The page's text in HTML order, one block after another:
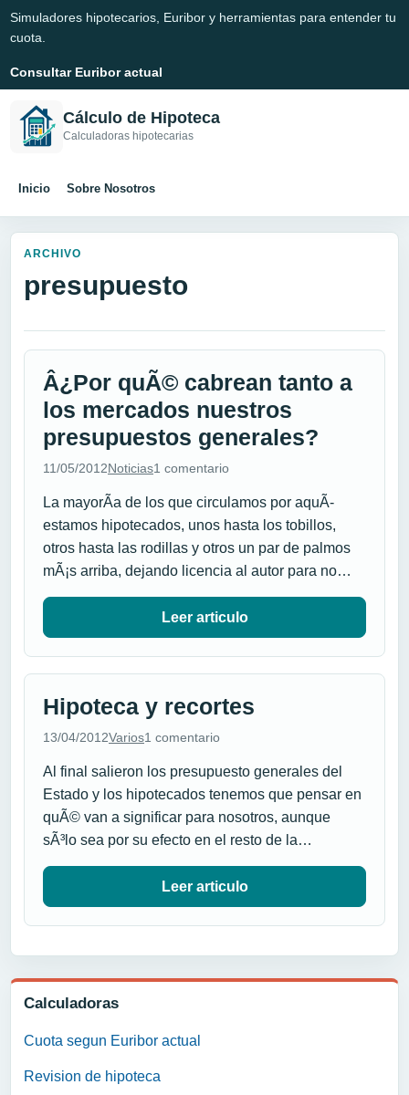
Simuladores hipotecarios, Euribor y herramientas para entender tu
cuota.
Consultar Euribor actual
Cálculo de Hipoteca
Calculadoras hipotecarias
Inicio Sobre Nosotros
Calculadoras
Cuota segun Euribor actual
Revision de hipoteca
ARCHIVO
presupuesto
Â¿Por quÃ© cabrean tanto a
los mercados nuestros
presupuestos generales?
11/05/2012Noticias1 comentario
La mayorÃ­a de los que circulamos por aquÃ­
estamos hipotecados, unos hasta los tobillos,
otros hasta las rodillas y otros un par de palmos
mÃ¡s arriba, dejando licencia al autor para no…
Leer articulo
Hipoteca y recortes
13/04/2012Varios1 comentario
Al final salieron los presupuesto generales del
Estado y los hipotecados tenemos que pensar en
quÃ© van a significar para nosotros, aunque
sÃ³lo sea por su efecto en el resto de la…
Leer articulo